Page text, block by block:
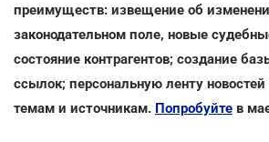
преимуществ: извещение об
законодательном поле, новые
состояние контрагентов; создание
ссылок; персональную ленту
темам и источникам. Попробуйте в